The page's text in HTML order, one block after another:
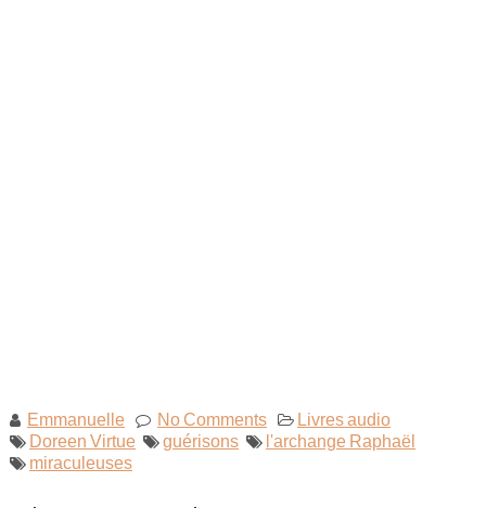
Emmanuelle No Comments
Livres audio
Doreen Virtue
guérisons
l'archange Raphaël
miraculeuses